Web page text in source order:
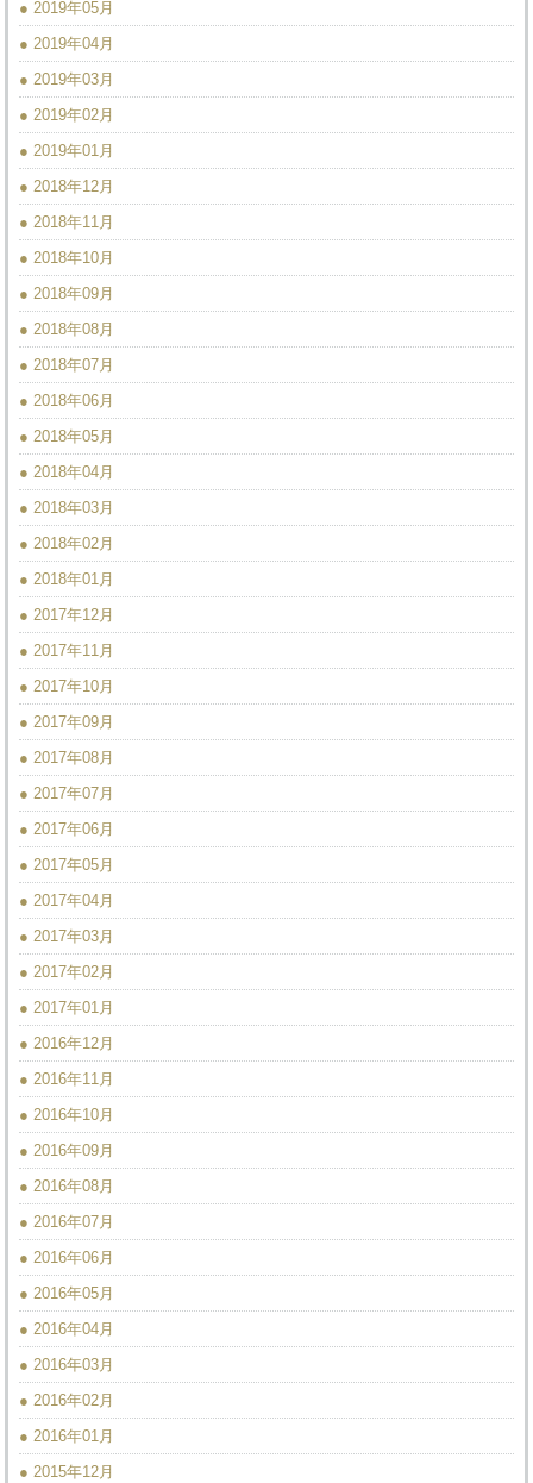
● 2019年05月
● 2019年04月
● 2019年03月
● 2019年02月
● 2019年01月
● 2018年12月
● 2018年11月
● 2018年10月
● 2018年09月
● 2018年08月
● 2018年07月
● 2018年06月
● 2018年05月
● 2018年04月
● 2018年03月
● 2018年02月
● 2018年01月
● 2017年12月
● 2017年11月
● 2017年10月
● 2017年09月
● 2017年08月
● 2017年07月
● 2017年06月
● 2017年05月
● 2017年04月
● 2017年03月
● 2017年02月
● 2017年01月
● 2016年12月
● 2016年11月
● 2016年10月
● 2016年09月
● 2016年08月
● 2016年07月
● 2016年06月
● 2016年05月
● 2016年04月
● 2016年03月
● 2016年02月
● 2016年01月
● 2015年12月